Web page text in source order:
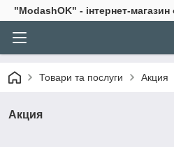
"ModashOK" - інтернет-магазин
Товари та послуги Акция
Акция